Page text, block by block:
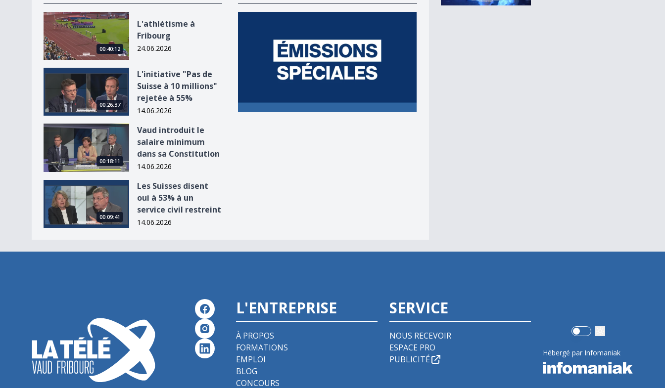
L&#039;athlétisme à Fribourg
00:40:12
L'athlétisme à
Fribourg
24.06.2026
L&#039;initiative &quot;Pas de Suisse à 10 millions&quot; rejetée à 55%
00:26:37
L'initiative "Pas de
Suisse à 10 millions"
rejetée à 55%
14.06.2026
Vaud introduit le salaire minimum dans sa Constitution
00:18:11
Vaud introduit le
salaire minimum
dans sa Constitution
14.06.2026
Les Suisses disent oui à 53% à un service civil restreint
00:09:41
Les Suisses disent
oui à 53% à un
service civil restreint
14.06.2026
L'ENTREPRISE
À PROPOS
FORMATIONS
EMPLOI
BLOG
CONCOURS
SERVICE
NOUS RECEVOIR
ESPACE PRO
PUBLICITÉ
Use setting
Hébergé par Infomaniak